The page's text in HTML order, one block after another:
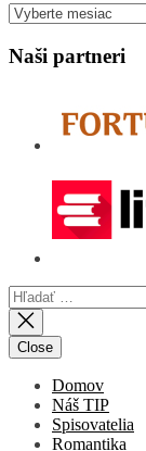
Archív
Naši partneri
Hľadať:
Close
Domov
Náš TIP
Spisovatelia
Romantika